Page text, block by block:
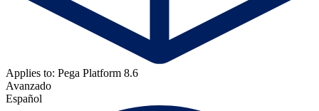
Applies to: Pega Platform 8.6
Avanzado
Español